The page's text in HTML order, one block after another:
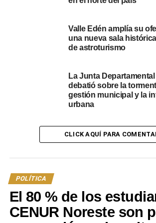
grande de Brasil, nos mostraron en un
Tacuarembó, que iba a generar entre
de trabajo, en una inversión de 60 o 70
Foto de la planta de la Empresa BrasPine
Ezquerra, además, apuntó que en el
su nombre y remarcó que “no hay nada
Valle Edén amplía su
una nueva sala
de astroturismo
La Junta
debatió sobre la
gestión municipal y la
urbana
CLICK AQUÍ PARA
POLÍTICA
El 80 % de los
CENUR Noreste son